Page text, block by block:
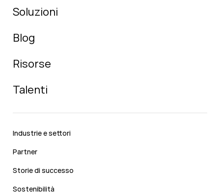
Soluzioni
Blog
Risorse
Talenti
Industrie e settori
Partner
Storie di successo
Sostenibilità